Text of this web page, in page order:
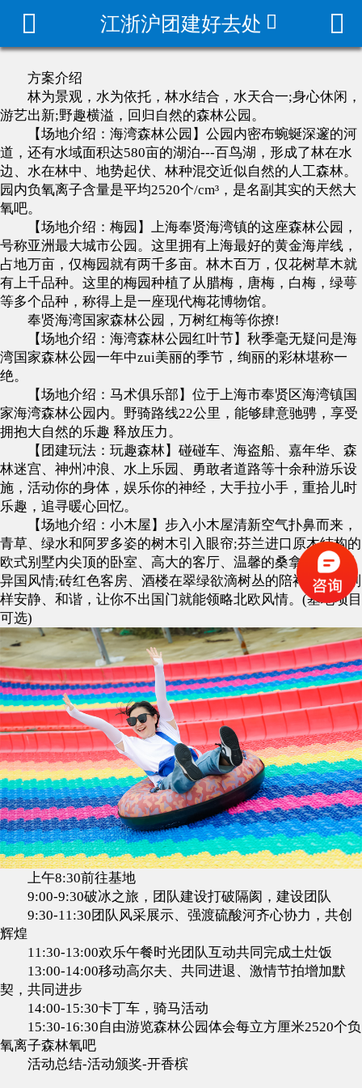
拓展/年会方案
团建场地
军事拓展方案
家庭日活动策划
团建活动案例
团建游戏大全
团建百科
趣味运动会
 江浙沪团建好去处  
方案介绍
林为景观，水为依托，林水结合，水天合一;身心休闲，
游艺出新;野趣横溢，回归自然的森林公园。
【场地介绍：海湾森林公园】公园内密布蜿蜒深邃的河
道，还有水域面积达580亩的湖泊---百鸟湖，形成了林在水
边、水在林中、地势起伏、林种混交近似自然的人工森林。
园内负氧离子含量是平均2520个/cm³，是名副其实的天然大
氧吧。
【场地介绍：梅园】上海奉贤海湾镇的这座森林公园，
号称亚洲最大城市公园。这里拥有上海最好的黄金海岸线，
占地万亩，仅梅园就有两千多亩。林木百万，仅花树草木就
有上千品种。这里的梅园种植了从腊梅，唐梅，白梅，绿萼
等多个品种，称得上是一座现代梅花博物馆。
奉贤海湾国家森林公园，万树红梅等你撩!
【场地介绍：海湾森林公园红叶节】秋季毫无疑问是海
湾国家森林公园一年中zui美丽的季节，绚丽的彩林堪称一
绝。
【场地介绍：马术俱乐部】位于上海市奉贤区海湾镇国
家海湾森林公园内。野骑路线22公里，能够肆意驰骋，享受
拥抱大自然的乐趣 释放压力。
【团建玩法：玩趣森林】碰碰车、海盗船、嘉年华、森
林迷宫、神州冲浪、水上乐园、勇敢者道路等十余种游乐设
施，活动你的身体，娱乐你的神经，大手拉小手，重拾儿时
乐趣，追寻暖心回忆。
【场地介绍：小木屋】步入小木屋清新空气扑鼻而来，
青草、绿水和阿罗多姿的树木引入眼帘;芬兰进口原木结构的
欧式别墅内尖顶的卧室、高大的客厅、温馨的桑拿房，独具
异国风情;砖红色客房、酒楼在翠绿欲滴树丛的陪衬下显得别
样安静、和谐，让你不出国门就能领略北欧风情。(基地项目
可选)
上午8:30前往基地
9:00-9:30破冰之旅，团队建设打破隔阂，建设团队
9:30-11:30团队风采展示、强渡硫酸河齐心协力，共创
辉煌
11:30-13:00欢乐午餐时光团队互动共同完成土灶饭
13:00-14:00移动高尔夫、共同进退、激情节拍增加默
契，共同进步
14:00-15:30卡丁车，骑马活动
15:30-16:30自由游览森林公园体会每立方厘米2520个负
氧离子森林氧吧
活动总结-活动颁奖-开香槟